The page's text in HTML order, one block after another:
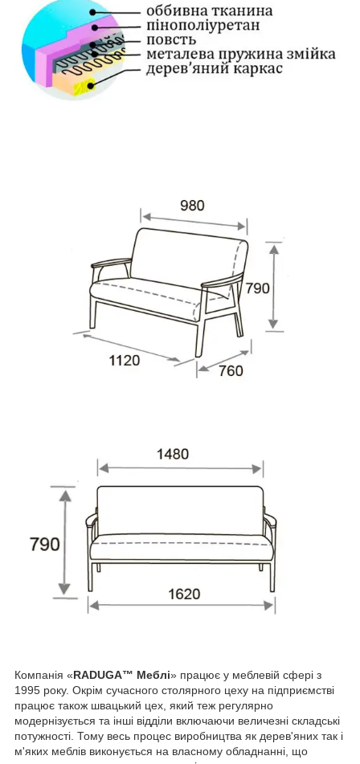
Компанія «RADUGA™ Меблі» працює у меблевій сфері з
1995 року. Окрім сучасного столярного цеху на підприємстві
працює також швацький цех, який теж регулярно
модернізується та інші відділи включаючи величезні складські
потужності. Тому весь процес виробництва як дерев'яних так і
м'яких меблів виконується на власному обладнанні, що